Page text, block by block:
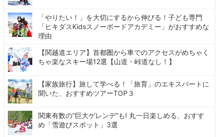
「やりたい！」を大切にするから伸びる！子ども専門
「ヒキダスKidsスノーボードアカデミー」がおすすめな
理由
【関越道エリア】首都圏から車でのアクセスがめちゃく
ちゃ楽なスキー場12選【山道・峠道なし！】
【家族旅行】旅して学べる！「旅育」のエキスパートに
聞いた、おすすめツアーTOP３
関東有数の“巨大ゲレンデ”も! 丸一日楽しめる、おすす
め「雪遊びスポット」3選